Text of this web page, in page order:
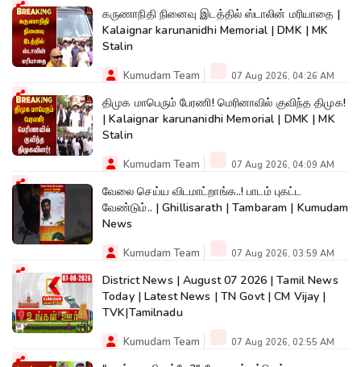
கருணாநிதி நினைவு இடத்தில் ஸ்டாலின் மரியாதை |
Kalaignar karunanidhi Memorial | DMK | MK
Stalin
Kumudam Team 07 Aug 2026, 04:26 AM
திமுக மாபெரும் பேரணி! மெரினாவில் குவிந்த திமுக!
| Kalaignar karunanidhi Memorial | DMK | MK
Stalin
Kumudam Team 07 Aug 2026, 04:09 AM
வேலை செய்ய விடமாட்றாங்க..! பாடம் புகட்ட
வேண்டும்.. | Ghillisarath | Tambaram | Kumudam
News
Kumudam Team 07 Aug 2026, 03:59 AM
District News | August 07 2026 | Tamil News
Today | Latest News | TN Govt | CM Vijay |
TVK|Tamilnadu
Kumudam Team 07 Aug 2026, 02:55 AM